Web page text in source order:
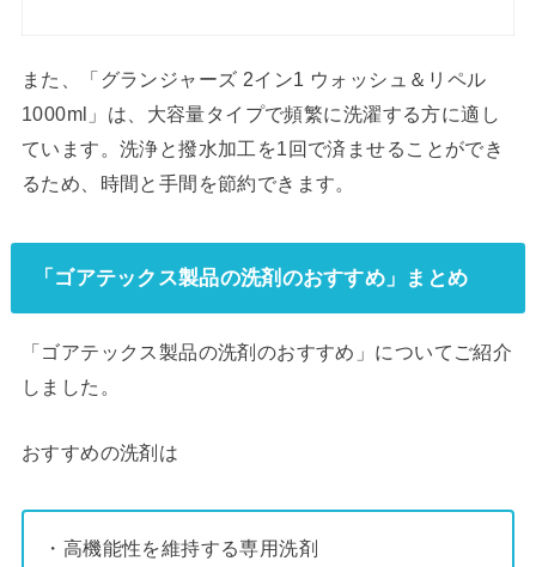
また、「グランジャーズ 2イン1 ウォッシュ＆リペル
1000ml」は、大容量タイプで頻繁に洗濯する方に適し
ています。洗浄と撥水加工を1回で済ませることができ
るため、時間と手間を節約できます。
「ゴアテックス製品の洗剤のおすすめ」まとめ
「ゴアテックス製品の洗剤のおすすめ」についてご紹介
しました。
おすすめの洗剤は
・高機能性を維持する専用洗剤